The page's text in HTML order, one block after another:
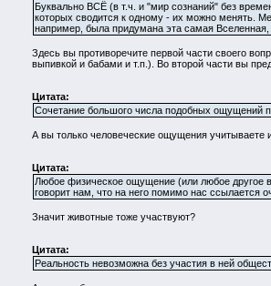
Буквально ВСЁ (в т.ч. и "мир сознаний" без
которых сводится к одному - их можно менять.
например, была придумана эта самая
Здесь вы противоречите первой части своего
выпивкой и бабами и т.п.). Во второй части вы
Цитата:
Сочетание большого числа подобных ощущений
А вы только человеческие ощущения учитываете
Цитата:
Любое физическое ощущение (или любое другое
говорит нам, что на него помимо нас
Значит животные тоже участвуют?
Цитата:
Реальность невозможна без участия в ней